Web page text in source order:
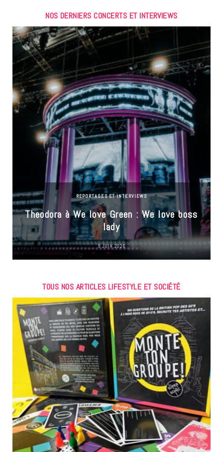
NOS DERNIERS CONCERTS ET INTERVIEWS
REPORTAGES ET INTERVIEWS
Theodora à We love Green : We love boss
lady
9 JUIN 2026
TOUS NOS ARTICLES LIFESTYLE ET SOCIÉTÉ